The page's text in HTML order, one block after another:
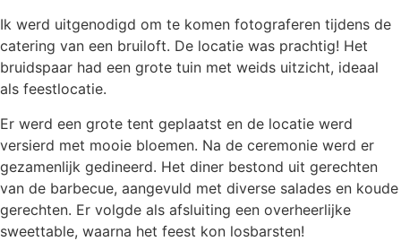
Ik werd uitgenodigd om te komen fotograferen tijdens de
catering van een bruiloft. De locatie was prachtig! Het
bruidspaar had een grote tuin met weids uitzicht, ideaal
als feestlocatie.
Er werd een grote tent geplaatst en de locatie werd
versierd met mooie bloemen. Na de ceremonie werd er
gezamenlijk gedineerd. Het diner bestond uit gerechten
van de barbecue, aangevuld met diverse salades en koude
gerechten. Er volgde als afsluiting een overheerlijke
sweettable, waarna het feest kon losbarsten!